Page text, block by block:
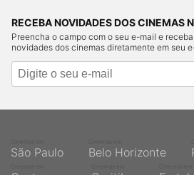
RECEBA NOVIDADES DOS CINEMAS
Preencha o campo com o seu e-mail e
novidades dos cinemas diretamente em seu
São Paulo Belo Horizonte